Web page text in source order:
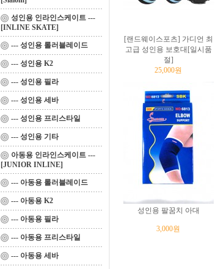
성인용 인라인스케이트 ---
[INLINE SKATE]
--- 성인용 롤러블레이드
--- 성인용 K2
--- 성인용 필라
--- 성인용 세바
--- 성인용 프리스타일
--- 성인용 기타
아동용 인라인스케이트 ---
[JUNIOR INLINE]
--- 아동용 롤러블레이드
--- 아동용 K2
--- 아동용 필라
--- 아동용 프리스타일
--- 아동용 세바
[랜드웨이스포츠] 가디언 최
고급 성인용 보호대[일시품
절]
25,000원
성인용 팔꿈치 아대
3,000원